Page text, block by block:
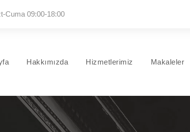
Cuma 09:00-18:00
Hakkımızda Hizmetlerimiz Makaleler